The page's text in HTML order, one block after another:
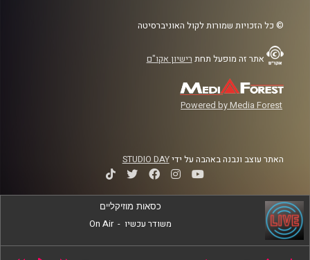
© כל הזכויות שמורות לקול האוניברסיטה
אתר זה מופעל תחת רישיון אקו"ם
Powered by Media Forest
האתר עוצב ונבנה באהבה על ידיSTUDIO DAY
כסאות מוזיקליים
משודר עכשיו -
On Air